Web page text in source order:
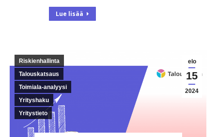
Lue lisää
elo
15
2024
Riskienhallinta
Talouskatsaus
Toimiala-analyysi
Yrityshaku
Yritystieto